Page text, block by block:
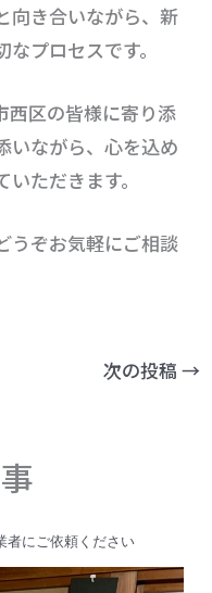
向き合いながら、新
プロセスです。
西区の皆様に寄り添
いながら、心を込め
ただきます。
うぞお気軽にご相談
次の投稿 →
者にご依頼ください